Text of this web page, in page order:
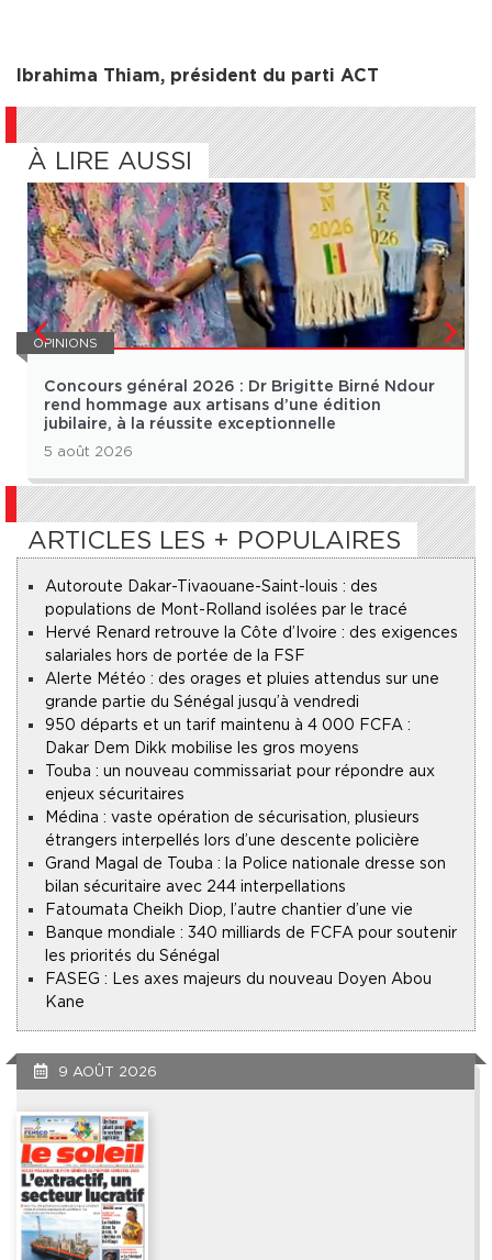
Ibrahima Thiam, président du parti ACT
À LIRE AUSSI
OPINIONS
Concours général 2026 : Dr Brigitte Birné Ndour
rend hommage aux artisans d’une édition
jubilaire, à la réussite exceptionnelle
5 août 2026
ARTICLES LES + POPULAIRES
Autoroute Dakar-Tivaouane-Saint-louis : des
populations de Mont-Rolland isolées par le tracé
Hervé Renard retrouve la Côte d’Ivoire : des exigences
salariales hors de portée de la FSF
Alerte Météo : des orages et pluies attendus sur une
grande partie du Sénégal jusqu’à vendredi
950 départs et un tarif maintenu à 4 000 FCFA :
Dakar Dem Dikk mobilise les gros moyens
Touba : un nouveau commissariat pour répondre aux
enjeux sécuritaires
Médina : vaste opération de sécurisation, plusieurs
étrangers interpellés lors d’une descente policière
Grand Magal de Touba : la Police nationale dresse son
bilan sécuritaire avec 244 interpellations
Fatoumata Cheikh Diop, l’autre chantier d’une vie
Banque mondiale : 340 milliards de FCFA pour soutenir
les priorités du Sénégal
FASEG : Les axes majeurs du nouveau Doyen Abou
Kane
9 AOÛT 2026